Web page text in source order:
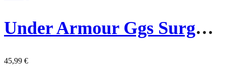
Under Armour Ggs Surge 4 Παιδικα Παπουτσια 3027109-703 Πρασινα
45,99 €